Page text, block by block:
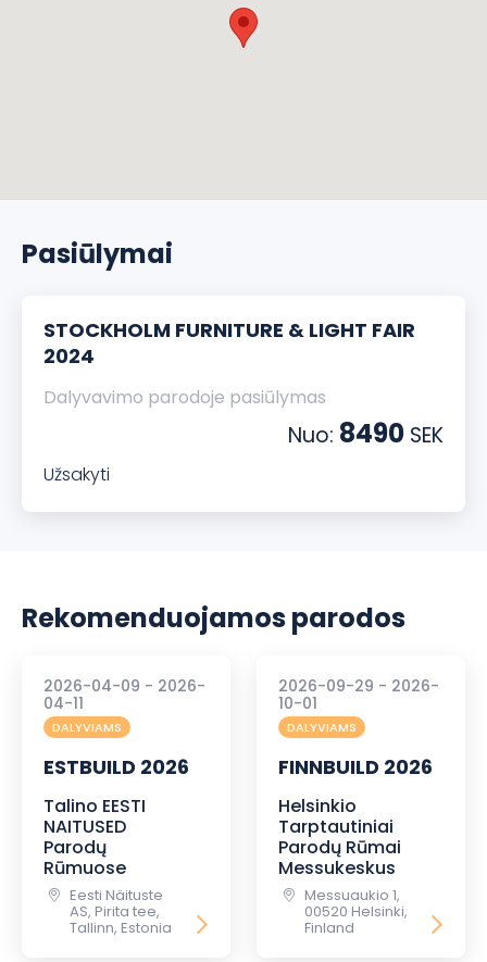
Pasiūlymai
STOCKHOLM FURNITURE & LIGHT FAIR
2024
Dalyvavimo parodoje pasiūlymas
Nuo: 8490 SEK
Užsakyti
Rekomenduojamos parodos
2026-04-09 - 2026-
04-11
DALYVIAMS
ESTBUILD 2026
Talino EESTI
NAITUSED
Parodų
Rūmuose
Eesti Näituste
AS, Pirita tee,
Tallinn, Estonia
2026-09-29 - 2026-
10-01
DALYVIAMS
FINNBUILD 2026
Helsinkio
Tarptautiniai
Parodų Rūmai
Messukeskus
Messuaukio 1,
00520 Helsinki,
Finland